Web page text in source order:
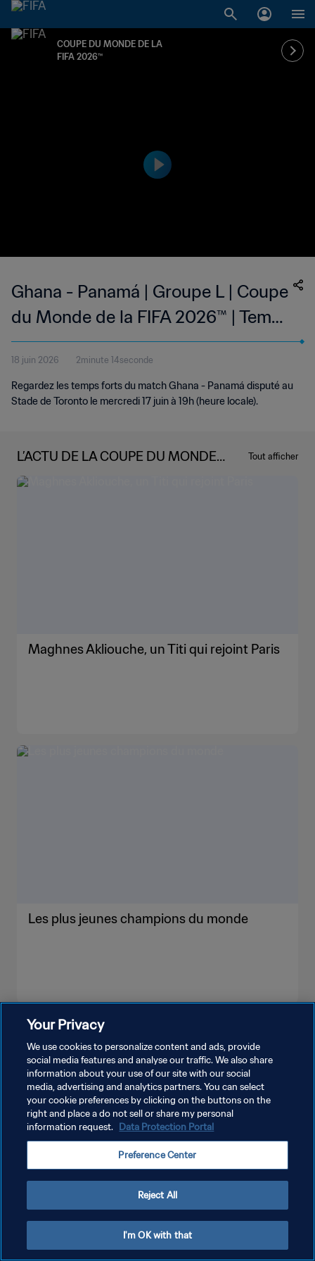
COUPE DU MONDE DE LA
FIFA 2026™
Ghana - Panamá | Groupe L | Coupe
du Monde de la FIFA 2026™ | Temps
forts
18 juin 2026 2minute 14seconde
Regardez les temps forts du match Ghana - Panamá disputé au
Stade de Toronto le mercredi 17 juin à 19h (heure locale).
L’ACTU DE LA COUPE DU MONDE
DE LA FIFA 2026™
Tout afficher
Maghnes Akliouche, un Titi qui rejoint Paris
Les plus jeunes champions du monde
POLITIQUE DE CONFIDENTIALITÉ
CONDITIONS D'UTILISATION
GÉRER VOS PRÉFÉRENCES SUR LES COOKIES
Copyright © 1994 - 2026 FIFA. Tous droits réservés.
Your Privacy
We use cookies to personalize content and ads, provide
social media features and analyse our traffic. We also share
information about your use of our site with our social
media, advertising and analytics partners. You can select
your cookie preferences by clicking on the buttons on the
right and place a do not sell or share my personal
information request. Data Protection Portal
Preference Center
Reject All
I'm OK with that